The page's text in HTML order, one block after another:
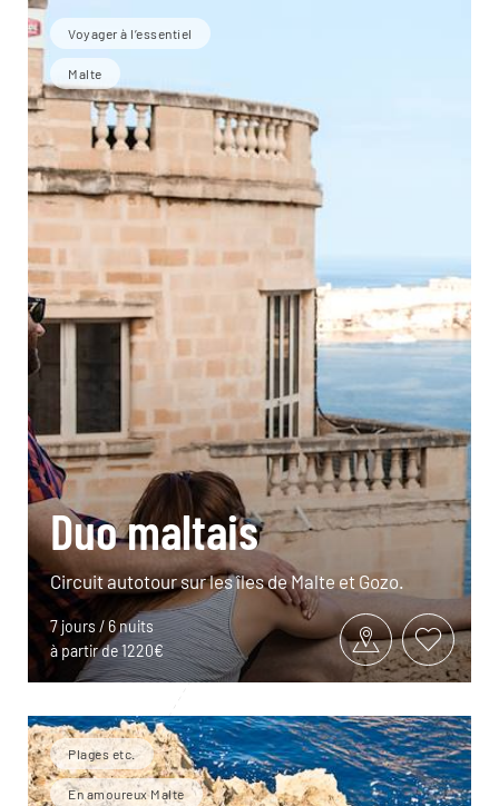
Voyager à l’essentiel
Malte
Duo maltais
Circuit autotour sur les îles de Malte et Gozo.
7 jours / 6 nuits
à partir de 1220€
Plages etc.
En amoureux Malte